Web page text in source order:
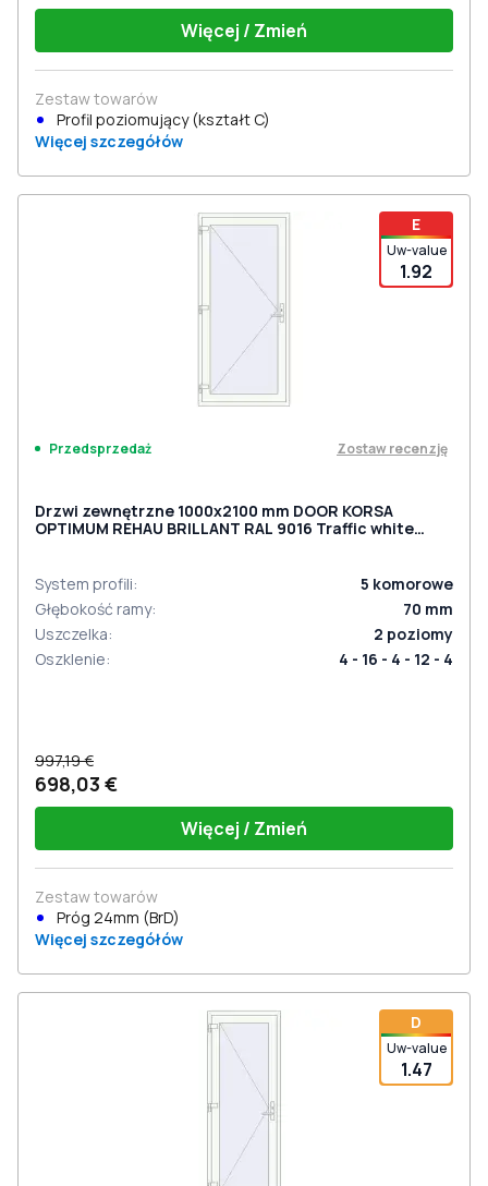
Więcej / Zmień
Zestaw towarów
Profil poziomujący (kształt C)
Więcej szczegółów
E
Uw-value
1.92
Przedsprzedaż Zostaw recenzję
Drzwi zewnętrzne 1000x2100 mm DOOR KORSA
OPTIMUM REHAU BRILLANT RAL 9016 Traffic white
System profili: 5 komorowe
Głębokość ramy: 70 mm
Uszczelka: 2 poziomy
Oszklenie: 4 - 16 - 4 - 12 - 4
997,19 €
698,03 €
Więcej / Zmień
Zestaw towarów
Próg 24mm (BrD)
Więcej szczegółów
D
Uw-value
1.47